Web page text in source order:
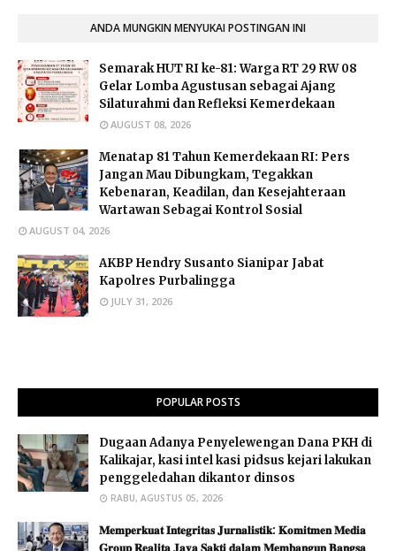
ANDA MUNGKIN MENYUKAI POSTINGAN INI
Semarak HUT RI ke-81: Warga RT 29 RW 08
Gelar Lomba Agustusan sebagai Ajang
Silaturahmi dan Refleksi Kemerdekaan
AUGUST 08, 2026
Menatap 81 Tahun Kemerdekaan RI: Pers
Jangan Mau Dibungkam, Tegakkan
Kebenaran, Keadilan, dan Kesejahteraan
Wartawan Sebagai Kontrol Sosial
AUGUST 04, 2026
AKBP Hendry Susanto Sianipar Jabat
Kapolres Purbalingga
JULY 31, 2026
POPULAR POSTS
Dugaan Adanya Penyelewengan Dana PKH di
Kalikajar, kasi intel kasi pidsus kejari lakukan
penggeledahan dikantor dinsos
RABU, AGUSTUS 05, 2026
𝐌𝐞𝐦𝐩𝐞𝐫𝐤𝐮𝐚𝐭 𝐈𝐧𝐭𝐞𝐠𝐫𝐢𝐭𝐚𝐬 𝐉𝐮𝐫𝐧𝐚𝐥𝐢𝐬𝐭𝐢𝐤: 𝐊𝐨𝐦𝐢𝐭𝐦𝐞𝐧 𝐌𝐞𝐝𝐢𝐚